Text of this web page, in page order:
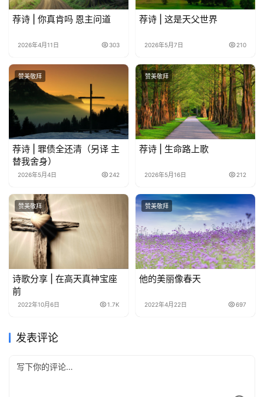
荐诗 | 你真肯吗 恩主问道
2026年4月11日 303
荐诗 | 这是天父世界
2026年5月7日 210
赞美敬拜
荐诗 | 罪债全还清（另译 主
替我舍身）
2026年5月4日 242
赞美敬拜
荐诗 | 生命路上歌
2026年5月16日 212
赞美敬拜
诗歌分享 | 在高天真神宝座
前
2022年10月6日 1.7K
赞美敬拜
他的美丽像春天
2022年4月22日 697
发表评论